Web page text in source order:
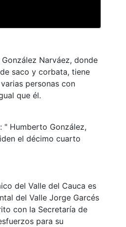
Narváez, donde
saco y corbata, tiene
personas con
que él.
Humberto González,
el décimo cuarto
del Valle del Cauca es
del Valle Jorge Garcés
con la Secretaría de
para su